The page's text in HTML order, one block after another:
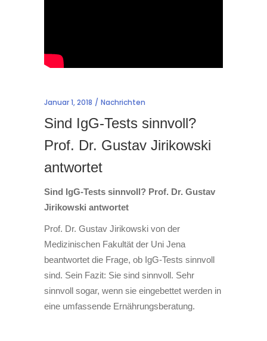
Januar 1, 2018 Nachrichten
Sind IgG-Tests sinnvoll?
Prof. Dr. Gustav Jirikowski
antwortet
Sind IgG-Tests sinnvoll? Prof. Dr. Gustav
Jirikowski antwortet
Prof. Dr. Gustav Jirikowski von der
Medizinischen Fakultät der Uni Jena
beantwortet die Frage, ob IgG-Tests sinnvoll
sind. Sein Fazit: Sie sind sinnvoll. Sehr
sinnvoll sogar, wenn sie eingebettet werden in
eine umfassende Ernährungsberatung.